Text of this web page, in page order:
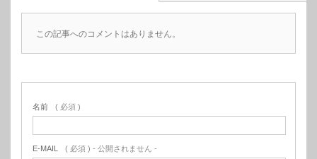
この記事へのコメントはありません。
名前 ( 必須 )
E-MAIL ( 必須 ) - 公開されません -